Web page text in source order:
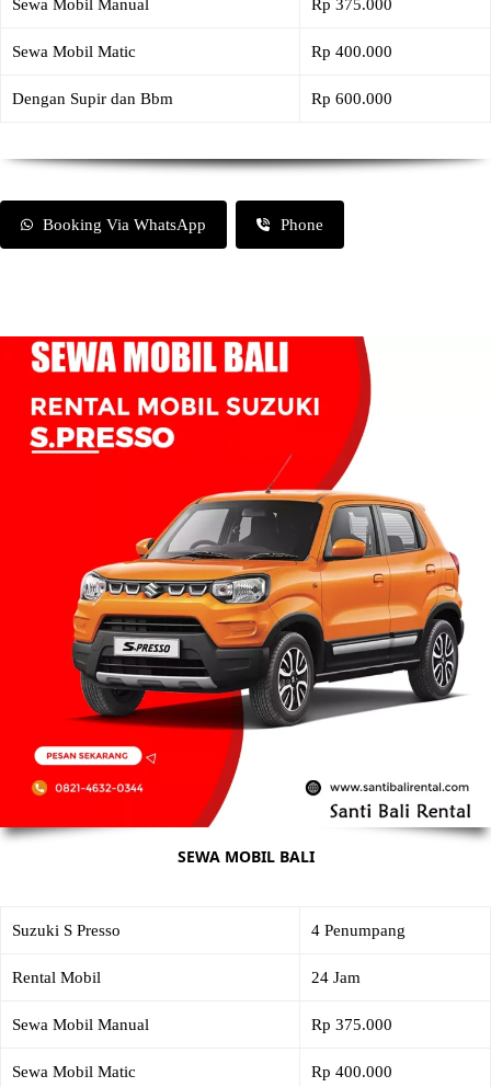
Sewa Mobil Manual Rp 375.000
Sewa Mobil Matic Rp 400.000
Dengan Supir dan Bbm Rp 600.000
Booking Via WhatsApp Phone
SEWA MOBIL BALI
Suzuki S Presso 4 Penumpang
Rental Mobil 24 Jam
Sewa Mobil Manual Rp 375.000
Sewa Mobil Matic Rp 400.000